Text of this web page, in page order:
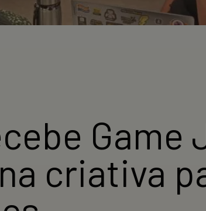
Game
criativa